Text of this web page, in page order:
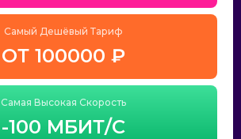
Самый Дешёвый Тариф
ОТ 100000 ₽
Самая Высокая Скорость
-100 МБИТ/С